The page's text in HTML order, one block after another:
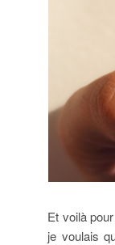
Et voilà
je voulais